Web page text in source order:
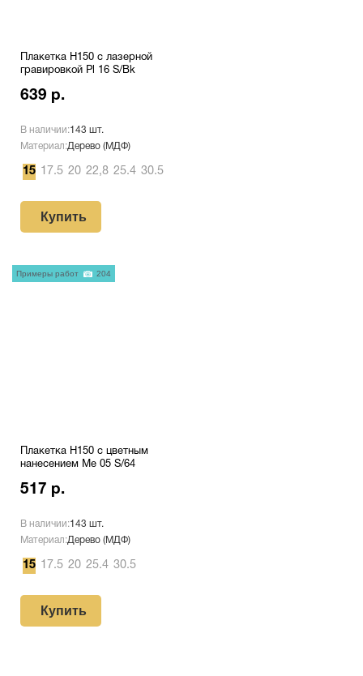
Плакетка H150 с лазерной
гравировкой Pl 16 S/Bk
639 р.
В наличии:143 шт.
Материал:Дерево (МДФ)
15 17.5 20 22,8 25.4 30.5
Купить
Плакетка H150 с цветным
нанесением Me 05 S/64
517 р.
В наличии:143 шт.
Материал:Дерево (МДФ)
15 17.5 20 25.4 30.5
Купить
Примеры работ 204